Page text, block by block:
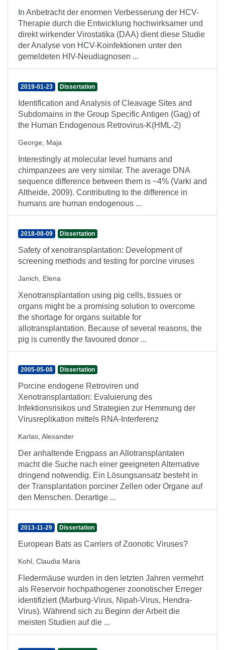
In Anbetracht der enormen Verbesserung der HCV-
Therapie durch die Entwicklung hochwirksamer und
direkt wirkender Virostatika (DAA) dient diese Studie
der Analyse von HCV-Koinfektionen unter den
gemeldeten HIV-Neudiagnosen ...
2019-01-23 Dissertation
Identification and Analysis of Cleavage Sites and
Subdomains in the Group Specific Antigen (Gag) of
the Human Endogenous Retrovirus-K(HML-2)
George, Maja
Interestingly at molecular level humans and
chimpanzees are very similar. The average DNA
sequence difference between them is ~4% (Varki and
Altheide, 2009). Contributing to the difference in
humans are human endogenous ...
2018-08-09 Dissertation
Safety of xenotransplantation: Development of
screening methods and testing for porcine viruses
Janich, Elena
Xenotransplantation using pig cells, tissues or
organs might be a promising solution to overcome
the shortage for organs suitable for
allotransplantation. Because of several reasons, the
pig is currently the favoured donor ...
2005-05-08 Dissertation
Porcine endogene Retroviren und
Xenotransplantation: Evaluierung des
Infektionsrisikos und Strategien zur Hemmung der
Virusreplikation mittels RNA-Interferenz
Karlas, Alexander
Der anhaltende Engpass an Allotransplantaten
macht die Suche nach einer geeigneten Alternative
dringend notwendig. Ein Lösungsansatz besteht in
der Transplantation porciner Zellen oder Organe auf
den Menschen. Derartige ...
2013-11-29 Dissertation
European Bats as Carriers of Zoonotic Viruses?
Kohl, Claudia Maria
Fledermäuse wurden in den letzten Jahren vermehrt
als Reservoir hochpathogener zoonotischer Erreger
identifiziert (Marburg-Virus, Nipah-Virus, Hendra-
Virus). Während sich zu Beginn der Arbeit die
meisten Studien auf die ...